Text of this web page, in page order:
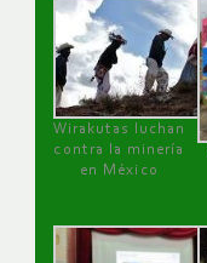
Wirakutas luchan
contra la minería
en México